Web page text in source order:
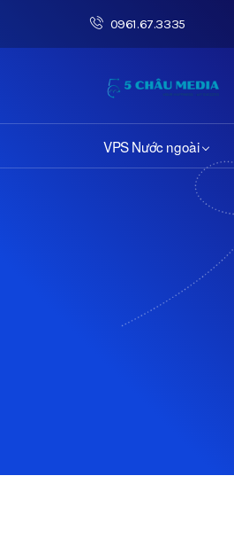
0961.67.3335
VPS Nước ngoài